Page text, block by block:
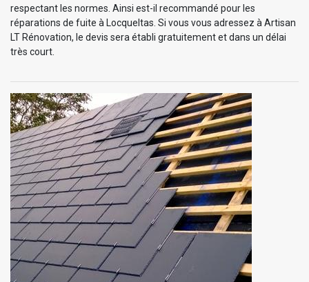
respectant les normes. Ainsi est-il recommandé pour les
réparations de fuite à Locqueltas. Si vous vous adressez à Artisan
LT Rénovation, le devis sera établi gratuitement et dans un délai
très court.